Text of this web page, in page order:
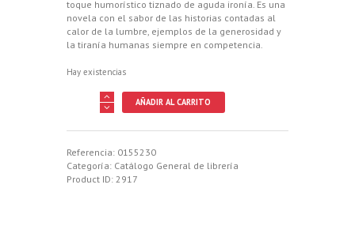
toque humorístico tiznado de aguda ironía. Es una
novela con el sabor de las historias contadas al
calor de la lumbre, ejemplos de la generosidad y
la tiranía humanas siempre en competencia.
Hay existencias
EL
cantidad
AÑADIR AL CARRITO
Referencia: 0155230
Categoría: Catálogo General de librería
Product ID: 2917